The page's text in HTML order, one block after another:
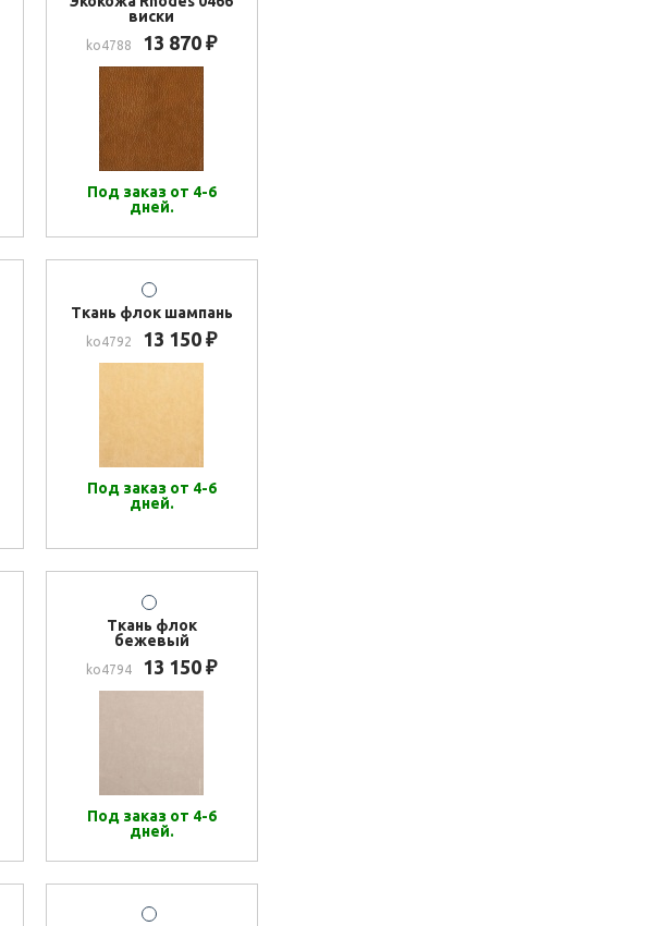
виски
ko4788 13 870 ₽
Под заказ от 4-6
дней.
Ткань флок шампань
ko4792 13 150 ₽
Под заказ от 4-6
дней.
Ткань флок
бежевый
ko4794 13 150 ₽
Под заказ от 4-6
дней.